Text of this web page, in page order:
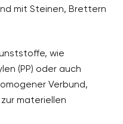
mit Steinen, Brettern
wie
(PP) oder auch
Verbund,
materiellen